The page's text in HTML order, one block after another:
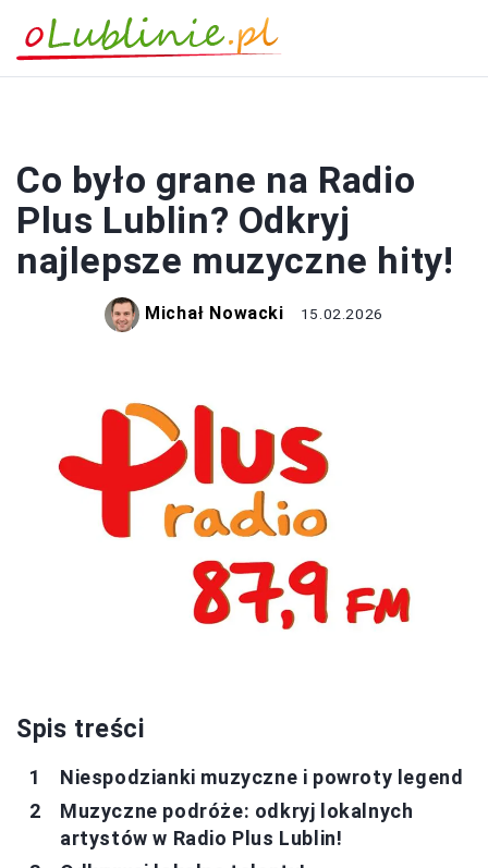
Co było grane na Radio
Plus Lublin? Odkryj
najlepsze muzyczne hity!
Michał Nowacki 15.02.2026
Spis treści
Niespodzianki muzyczne i powroty legend
Muzyczne podróże: odkryj lokalnych
artystów w Radio Plus Lublin!